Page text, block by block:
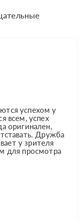
успехом у
всем, успех
оригинален,
Дружба
у зрителя
для просмотра